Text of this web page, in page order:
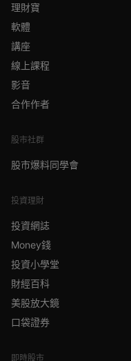
理財寶
軟體
講座
線上課程
影音
合作作者
股市社群
股市爆料同學會
投資理財
投資網誌
Money錢
投資小學堂
財經百科
美股放大鏡
口袋證券
即時股市